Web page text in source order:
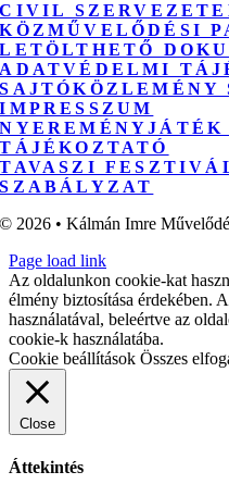
CIVIL
KÖZMŰVELŐDÉSI
LETÖLTHETŐ
ADATVÉDELMI
SAJTÓKÖZLEMÉNY
IMPRESSZUM
TÁJÉKOZTATÓ
TAVASZI
SZABÁLYZAT
© 2026 • Kálmán Imre
Page load link
Az oldalunkon cookie-kat
élmény biztosítása érdekében.
használatával, beleértve az
cookie-k használatába.
Cookie beállítások Összes
Close
Áttekintés